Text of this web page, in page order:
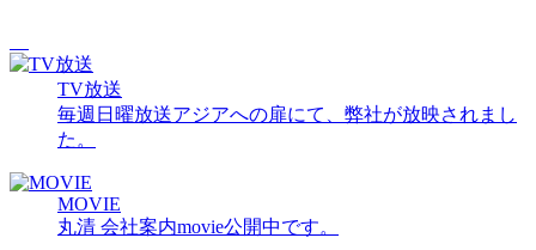
TV放送
毎週日曜放送アジアへの扉にて、弊社が放映されまし
た。
MOVIE
丸清 会社案内movie公開中です。